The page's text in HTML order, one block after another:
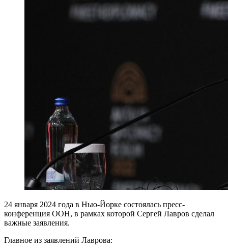
24 января 2024 года в Нью-Йорке состоялась пресс-
конференция ООН, в рамках которой Сергей Лавров сделал
важные заявления.
Главное из заявлений Лаврова: